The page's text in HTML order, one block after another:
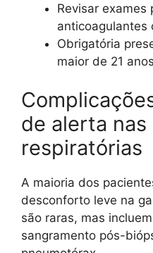
Revisar exames
anticoagulantes
Obrigatória
maior de 21
de alerta nas
respiratórias
A maioria dos
desconforto leve na
são raras, mas
sangramento pós-